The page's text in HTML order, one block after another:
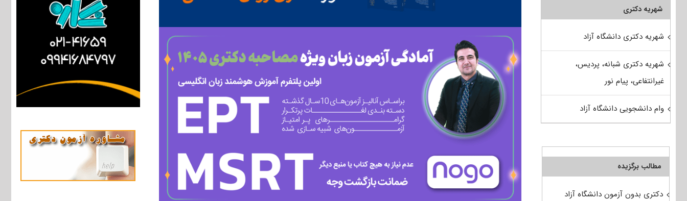
شهریه دکتری
شهریه دکتری دانشگاه آزاد
شهریه دکتری شبانه، پردیس،
غیرانتفاعی، پیام نور
وام دانشجویی دانشگاه آزاد
مطالب برگزیده
دکتری بدون آزمون دانشگاه آزاد